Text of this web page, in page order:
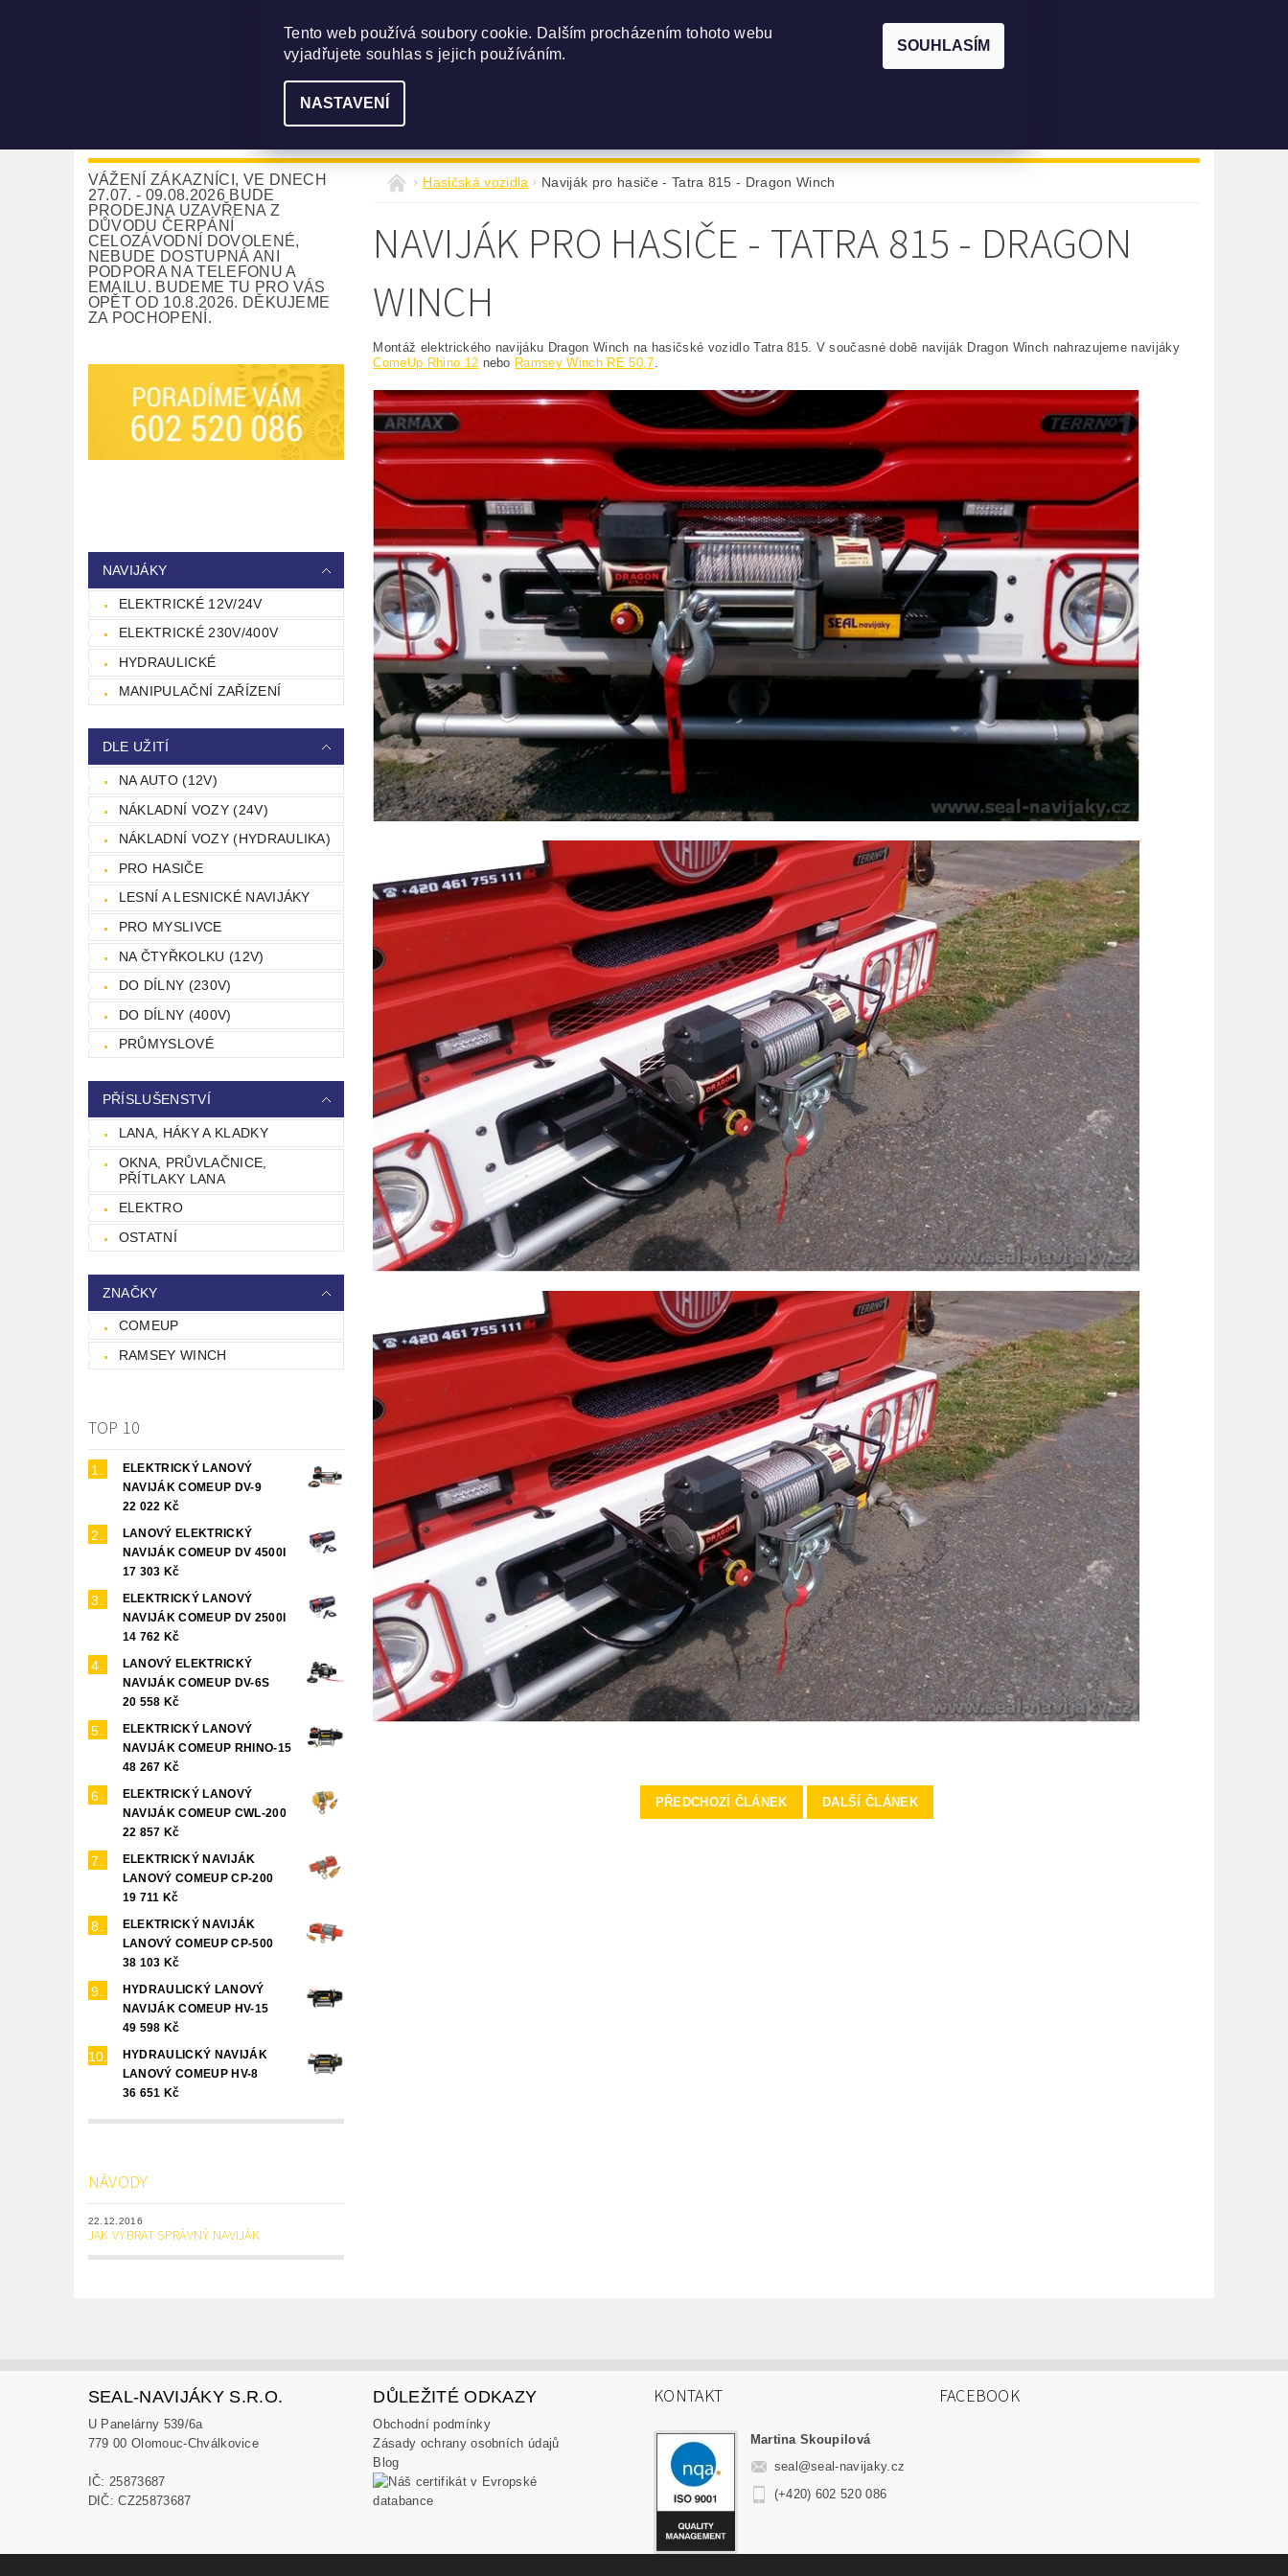
(+420) 602 520 086 seal@seal-navijaky.cz
VÁŽENÍ ZÁKAZNÍCI, VE DNECH
27.07. - 09.08.2026 BUDE
PRODEJNA UZAVŘENA Z
DŮVODU ČERPÁNÍ
CELOZÁVODNÍ DOVOLENÉ,
NEBUDE DOSTUPNÁ ANI
PODPORA NA TELEFONU A
EMAILU. BUDEME TU PRO VÁS
OPĚT OD 10.8.2026. DĚKUJEME
ZA POCHOPENÍ.
NAVIJÁKY
ELEKTRICKÉ 12V/24V
ELEKTRICKÉ 230V/400V
HYDRAULICKÉ
MANIPULAČNÍ ZAŘÍZENÍ
DLE UŽITÍ
NA AUTO (12V)
NÁKLADNÍ VOZY (24V)
NÁKLADNÍ VOZY (HYDRAULIKA)
PRO HASIČE
LESNÍ A LESNICKÉ NAVIJÁKY
PRO MYSLIVCE
NA ČTYŘKOLKU (12V)
DO DÍLNY (230V)
DO DÍLNY (400V)
PRŮMYSLOVÉ
PŘÍSLUŠENSTVÍ
LANA, HÁKY A KLADKY
OKNA, PRŮVLAČNICE,
PŘÍTLAKY LANA
ELEKTRO
OSTATNÍ
ZNAČKY
COMEUP
RAMSEY WINCH
TOP 10
ELEKTRICKÝ LANOVÝ
NAVIJÁK COMEUP DV-9
22 022 Kč
LANOVÝ ELEKTRICKÝ
NAVIJÁK COMEUP DV 4500I
17 303 Kč
ELEKTRICKÝ LANOVÝ
NAVIJÁK COMEUP DV 2500I
14 762 Kč
LANOVÝ ELEKTRICKÝ
NAVIJÁK COMEUP DV-6S
20 558 Kč
ELEKTRICKÝ LANOVÝ
NAVIJÁK COMEUP RHINO-15
48 267 Kč
ELEKTRICKÝ LANOVÝ
NAVIJÁK COMEUP CWL-200
22 857 Kč
ELEKTRICKÝ NAVIJÁK
LANOVÝ COMEUP CP-200
19 711 Kč
ELEKTRICKÝ NAVIJÁK
LANOVÝ COMEUP CP-500
38 103 Kč
HYDRAULICKÝ LANOVÝ
NAVIJÁK COMEUP HV-15
49 598 Kč
HYDRAULICKÝ NAVIJÁK
LANOVÝ COMEUP HV-8
36 651 Kč
NÁVODY
22.12.2016
JAK VYBRAT SPRÁVNÝ NAVIJÁK
Hasičská vozidla Naviják pro hasiče - Tatra 815 - Dragon Winch
NAVIJÁK PRO HASIČE - TATRA 815 - DRAGON
WINCH
Montáž elektrického navijáku Dragon Winch na hasičské vozidlo Tatra 815. V současné době naviják Dragon Winch nahrazujeme navijáky
ComeUp Rhino 12 nebo Ramsey Winch RE 50,7.
PŘEDCHOZÍ ČLÁNEK DALŠÍ ČLÁNEK
SEAL-NAVIJÁKY S.R.O.
U Panelárny 539/6a
779 00 Olomouc-Chválkovice
IČ: 25873687
DIČ: CZ25873687
DŮLEŽITÉ ODKAZY
Obchodní podmínky
Zásady ochrany osobních údajů
Blog
KONTAKT
Martina Skoupilová
seal @seal-navijaky.cz
(+420) 602 520 086
FACEBOOK
Tento web používá soubory cookie. Dalším procházením tohoto webu
vyjadřujete souhlas s jejich používáním.
NASTAVENÍ
SOUHLASÍM